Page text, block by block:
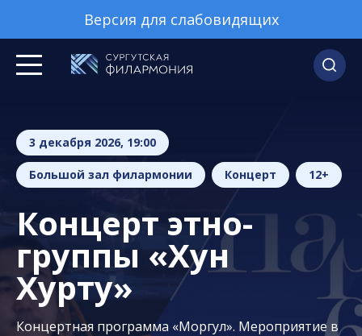
Версия для слабовидящих
3 декабря 2026, 19:00
Большой зал филармонии Концерт 12+
Концерт этно-
группы «Хун
Хурту»
Концертная программа «Моргул». Мероприятие в